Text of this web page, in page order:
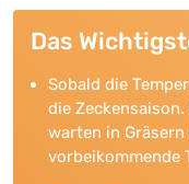
Das
Sobald die
die
warten in
vorbeikommende